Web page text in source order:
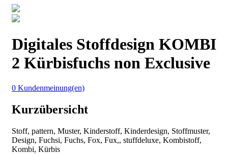
Digitales Stoffdesign KOMBI
2 Kürbisfuchs non Exclusive
0 Kundenmeinung(en)
Kurzübersicht
Stoff, pattern, Muster, Kinderstoff, Kinderdesign, Stoffmuster,
Design, Fuchsi, Fuchs, Fox, Fux,, stuffdeluxe, Kombistoff,
Kombi, Kürbis